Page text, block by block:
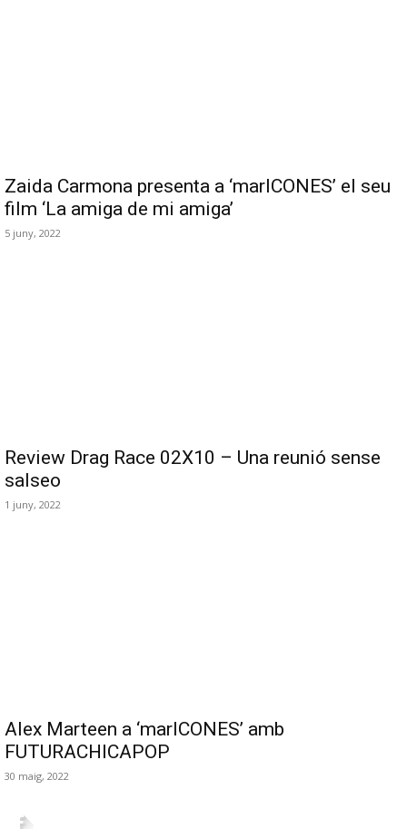
Zaida Carmona presenta a ‘marICONES’ el seu
film ‘La amiga de mi amiga’
5 juny, 2022
Review Drag Race 02X10 – Una reunió sense
salseo
1 juny, 2022
Alex Marteen a ‘marICONES’ amb
FUTURACHICAPOP
30 maig, 2022